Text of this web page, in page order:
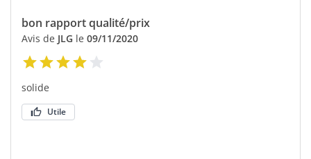
bon rapport qualité/prix
Avis de JLG le 09/11/2020
solide
Utile